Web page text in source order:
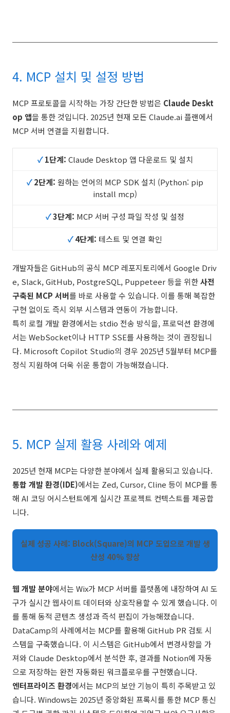
4. MCP 설치 및 설정 방법
MCP 프로토콜을 시작하는 가장 간단한 방법은 Claude Deskt
op 앱을 통한 것입니다. 2025년 현재 모든 Claude.ai 플랜에서
MCP 서버 연결을 지원합니다.
✓ 1단계: Claude Desktop 앱 다운로드 및 설치
✓ 2단계: 원하는 언어의 MCP SDK 설치 (Python: pip
install mcp)
✓3단계: MCP 서버 구성 파일 작성 및 설정
✓ 4단계: 테스트 및 연결 확인
개발자들은 GitHub의 공식 MCP 레포지토리에서 Google Driv
e, Slack, GitHub, PostgreSQL, Puppeteer 등을 위한사전
구축된 MCP 서버를 바로 사용할 수 있습니다. 이를 통해 복잡한
구현 없이도 즉시 외부 시스템과 연동이 가능합니다.
특히 로컬 개발 환경에서는 stdio 전송 방식을, 프로덕션 환경에
서는 WebSocket이나 HTTP SSE를 사용하는 것이 권장됩니
다. Microsoft Copilot Studio의 경우 2025년 5월부터 MCP를
정식 지원하여 더욱 쉬운 통합이 가능해졌습니다.
5. MCP 실제 활용 사례와 예제
2025년 현재 MCP는 다양한 분야에서 실제 활용되고 있습니다.
통합 개발 환경(IDE)에서는 Zed, Cursor, Cline 등이 MCP를 통
해 AI 코딩 어시스턴트에게 실시간 프로젝트 컨텍스트를 제공합
니다.
실제 성공 사례: Block(Square)의 MCP 도입으로 개발 생
산성 40% 향상
웹 개발 분야에서는 Wix가 MCP 서버를 플랫폼에 내장하여 AI 도
구가 실시간 웹사이트 데이터와 상호작용할 수 있게 했습니다. 이
를 통해 동적 콘텐츠 생성과 즉석 편집이 가능해졌습니다.
DataCamp의 사례에서는 MCP를 활용해 GitHub PR 검토 시
스템을 구축했습니다. 이 시스템은 GitHub에서 변경사항을 가
져와 Claude Desktop에서 분석한 후, 결과를 Notion에 자동
으로 저장하는 완전 자동화된 워크플로우를 구현했습니다.
엔터프라이즈 환경에서는 MCP의 보안 기능이 특히 주목받고 있
습니다. Windows는 2025년 중앙화된 프록시를 통한 MCP 통신